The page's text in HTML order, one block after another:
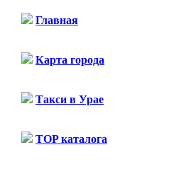
Главная
Карта города
Такси в Урае
TOP каталога